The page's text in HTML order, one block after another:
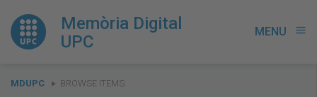
Memòria Digital
UPC
MENU menu
You
MDUPC BROWSE ITEMS